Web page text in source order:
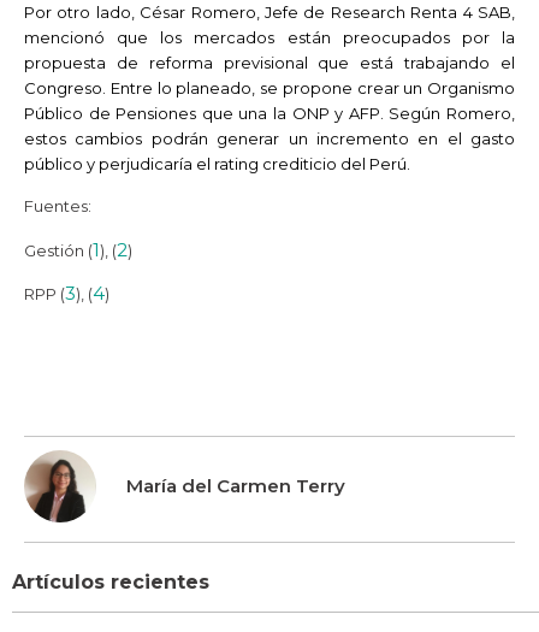
Por otro lado, César Romero, Jefe de Research Renta 4 SAB,
mencionó que los mercados están preocupados por la
propuesta de reforma previsional que está trabajando el
Congreso. Entre lo planeado, se propone crear un Organismo
Público de Pensiones que una la ONP y AFP. Según Romero,
estos cambios podrán generar un incremento en el gasto
público y perjudicaría el rating crediticio del Perú.
Fuentes:
Gestión (1), (2)
RPP (3), (4)
María del Carmen Terry
Artículos recientes